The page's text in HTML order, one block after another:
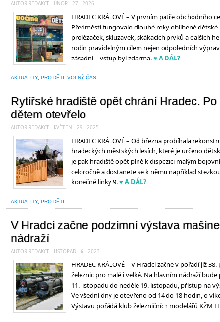
AUTOR REDAKCE ÚNOR - 27 - 2026
HRADEC KRÁLOVÉ – V prvním patře obchodního
Předměstí fungovalo dlouhé roky oblíbené
prolézaček, skluzavek, skákacích prvků a dalších
rodin pravidelným cílem nejen odpoledních
zásadní – vstup byl zdarma.♥ A DÁL?
AKTUALITY, PRO DĚTI VOLNÝ ČAS
Rytířské hradiště opět chrání Hradec.
dětem otevřelo
AUTOR REDAKCE KVĚTEN - 29 - 2025
HRADEC KRÁLOVÉ – Od března probíhala
hradeckých městských lesích, které je určeno
je pak hradiště opět plně k dispozici malým
celoročně a dostanete se k němu například
konečné linky 9.♥ A DÁL?
AKTUALITY, PRO DĚTI
V Hradci začne podzimní výstava
nádraží
AUTOR REDAKCE LISTOPAD - 6 - 2023
HRADEC KRÁLOVÉ – V Hradci začne v pořadí již
železnic pro malé i velké. Na hlavním nádraží
11. listopadu do neděle 19. listopadu, přístup na
Ve všední dny je otevřeno od 14 do 18 hodin, o
Výstavu pořádá klub železničních modelářů KŽM